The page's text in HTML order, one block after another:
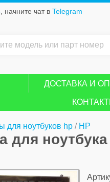
, начните чат в Telegram
ДОСТАВКА И
для ноутбуков hp / HP
для